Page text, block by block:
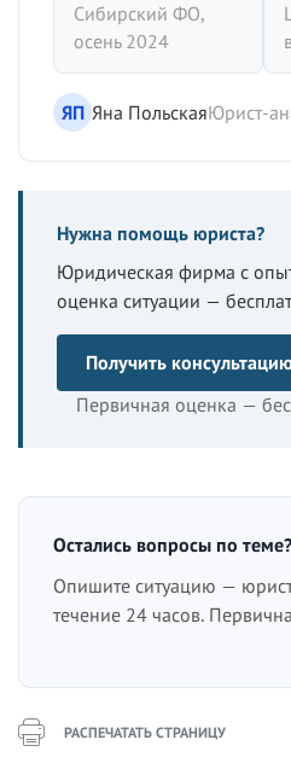
Сибирский ФО,
осень 2024
ЯП Яна ПольскаяЮрист-
Нужна помощь юриста?
Юридическая фирма с
оценка ситуации —
Получить
Первичная оценка —
Остались вопросы по теме?
Опишите ситуацию —
течение 24 часов.
РАСПЕЧАТАТЬ СТРАНИЦУ